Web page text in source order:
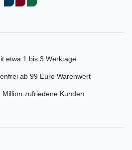
etwa 1 bis 3 Werktage
ab 99 Euro Warenwert
Million zufriedene Kunden